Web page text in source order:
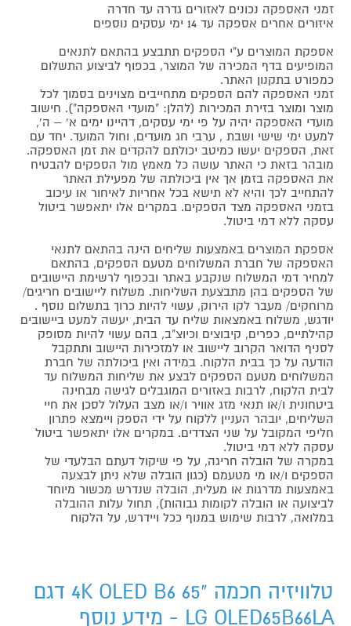
זמני האספקה נכונים לאזורים גדרה עד חדרה
איזורים אחרים אספקה עד 14 ימי עסקים נוספים
אספקת המוצרים ע"י הספקים תתבצע בהתאם לתנאים
המופיעים בדף המכירה של המוצר, בכפוף לביצוע התשלום
כמפורט בתקנון האתר.
זמני האספקה להם הספקים מתחייבים מצוינים בסמוך לכל
מוצר ומוצר בזירת המכירות (להלן: "מועדי האספקה"). חישוב
מועדי האספקה יהיה על פי ימי עסקים, דהיינו ימים א' – ה',
למעט ימי שישי ושבת , ערבי חג מועדים, וחול המועד. יחד עם
זאת, הספקים יעשו כמיטב יכולתם להקדים את זמן האספקה.
מובהר בזאת כי האתר עושה כל מאמץ מול הספקים להבטיח
את האספקה בזמן אך אין ביכולתה של מפעילת האתר
להתחייב לכך והיא לא תישא בכל אחריות לאיחור או עיכוב
בזמני האספקה מצד הספקים. במקרים אלו יתאפשר ביטול
עסקה ללא דמי ביטול.
אספקת המוצרים באמצעות שליחים הינה בהתאם לתנאי
האספקה של חברת המשלוחים מטעם הספקים, בהתאם
למחיר דמי המשלוח שנקבע באתר ובכפוף לרשימת היישובים
של הספקים בהן מתבצעת השליחות. משלוח ליישובים חריגים/
מרוחקים/ מעבר לקו הירוק, עשוי להיות כרוך בתשלום נוסף .
יודגש, משלוח באמצאות שליח עד הבית, יעשה למעט ביישובים
קהילתיים, כפרים, קיבוצים וכיוצ"ב, בהם עשוי להיות מסופק
לסניף הדואר הקרוב ליישוב או למזכירות היישוב ותתקבל
הודעה על כך בבית הלקוח. במידה ואין ביכולתה של חברת
המשלוחים מטעם הספקים לבצע את שליחות המשלוח עד
לבית הלקוח, לרבות באזורים המוגבלים לגישה מבחינה
ביטחונית ו/או תנאי מזג אוויר ו/או מצב העלול לסכן את חיי
השליחים, יובהר העניין ללקוח על ידי הספק ויימצא פתרון
חליפי המקובל על שני הצדדים. במקרים אלו יתאפשר ביטול
עסקה ללא דמי ביטול.
במקרה של הובלה חריגה, על פי שיקול דעתם הבלעדי של
הספקים ו/או מי מטעמם (כגון הובלה שלא ניתן לבצעה
באמצעות מדרגות או מעלית, הובלה שנדרש מכשור מיוחד
לביצועה או הובלה לקומות גבוהות), תחול עלות ההובלה
במלואה, לרבות שימוש במנוף ככל ויידרש, על הלקוח
טלוויזיה חכמה "65 4K OLED B6 דגם
LG OLED65B66LA - מידע נוסף